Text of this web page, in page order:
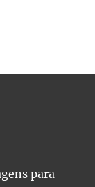
para